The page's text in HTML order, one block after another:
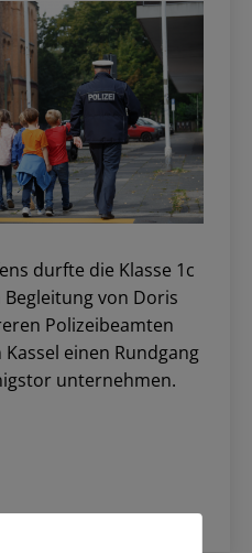
durfte die Klasse 1c
von Doris
Polizeibeamten
einen Rundgang
unternehmen.